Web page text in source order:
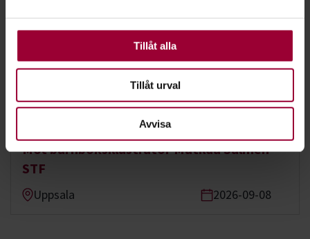
Tillåt alla
Tillåt urval
Avvisa
Se våra kurser, evenemang och studiecirklar inom
Film & foto
Möt barnboksillustratör Matilda Salmén -
STF
Uppsala 2026-09-08